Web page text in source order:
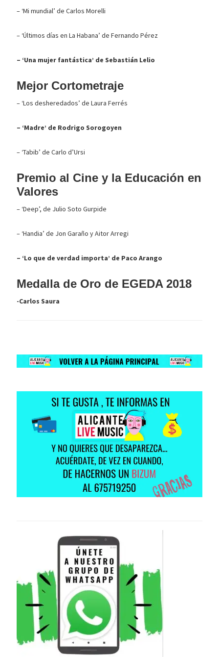
– ‘Mi mundial’ de Carlos Morelli
– ‘Últimos días en La Habana’ de Fernando Pérez
– ‘Una mujer fantástica’ de Sebastián Lelio
Mejor Cortometraje
– ‘Los desheredados’ de Laura Ferrés
– ‘Madre’ de Rodrigo Sorogoyen
– ‘Tabib’ de Carlo d’Ursi
Premio al Cine y la Educación en
Valores
– ‘Deep’, de Julio Soto Gurpide
– ‘Handia’ de Jon Garaño y Aitor Arregi
– ‘Lo que de verdad importa’ de Paco Arango
Medalla de Oro de EGEDA 2018
-Carlos Saura